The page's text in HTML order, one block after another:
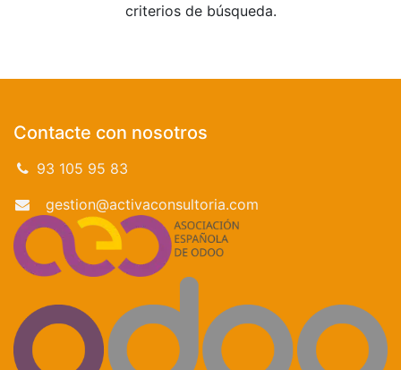
criterios de búsqueda.
Contacte con nosotros
93 105 95 83
gestion@activaconsultoria.com